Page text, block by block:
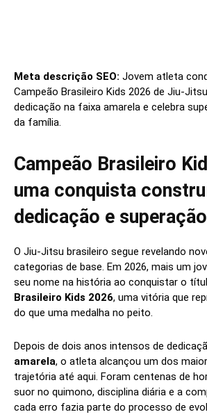
Meta descrição SEO: Jovem atleta
Campeão Brasileiro Kids 2026 de Jiu-
dedicação na faixa amarela e celebra
da família.
Campeão Brasileiro
uma conquista
dedicação e superação
O Jiu-Jitsu brasileiro segue revelando
categorias de base. Em 2026, mais um
seu nome na história ao conquistar o
Brasileiro Kids 2026, uma vitória que
do que uma medalha no peito.
Depois de dois anos intensos de
amarela, o atleta alcançou um dos
trajetória até aqui. Foram centenas de
suor no quimono, disciplina diária e a
cada erro fazia parte do processo de